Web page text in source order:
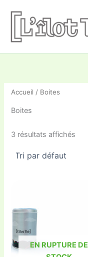
Accueil / Boites
Boites
3 résultats affichés
EN RUPTURE DE